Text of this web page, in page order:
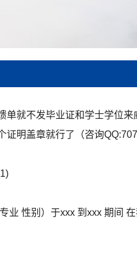
单就不发毕业证和学士学位
证明盖章就行了（咨询
业 性别）于xxx 到xxx 期间